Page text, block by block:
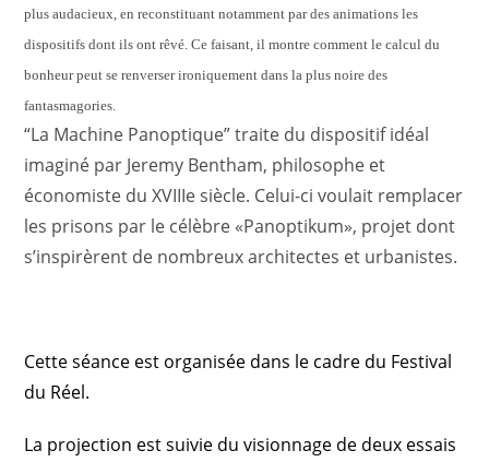
plus audacieux, en reconstituant notamment par des animations les
dispositifs dont ils ont rêvé. Ce faisant, il montre comment le calcul du
bonheur peut se renverser ironiquement dans la plus noire des
fantasmagories.
“La Machine Panoptique” traite du dispositif idéal
imaginé par Jeremy Bentham, philosophe et
économiste du XVIIIe siècle. Celui-ci voulait remplacer
les prisons par le célèbre «Panoptikum», projet dont
s’inspirèrent de nombreux architectes et urbanistes.
Cette séance est organisée dans le cadre du Festival
du Réel.
La projection est suivie du visionnage de deux essais